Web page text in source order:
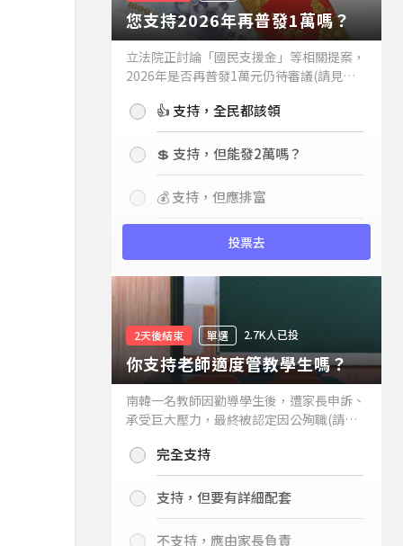
您支持2026年再普發1萬嗎？
立法院正討論「國民支援金」等相關提案，
2026年是否再普發1萬元仍待審議(請見下
持嗎？👍 支持，全民都該領
💲 支持，但能發2萬嗎？
💰 支持，但應排富
投票去
2天後結束 單選 2.7K人已投
你支持老師適度管教學生嗎？
南韓一名教師因勸導學生後，遭家長申訴、
承受巨大壓力，最終被認定因公殉職(請見
你支持老師適度管教學生嗎？
完全支持
支持，但要有詳細配套
不支持，應由家長負責